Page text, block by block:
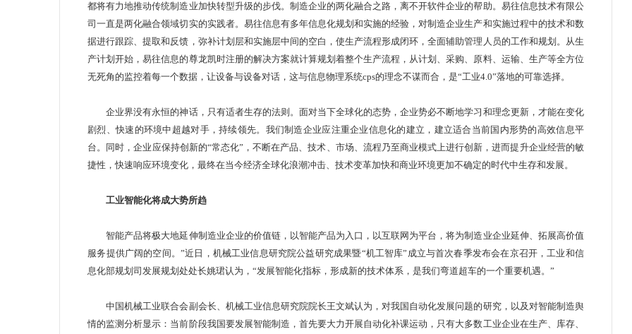
都将有力地推动传统制造业加快转型升级的步伐。制造企业的两化融合之路，离不开软件企业的帮助。易往信息技术有限公
司一直是两化融合领域切实的实践者。易往信息有多年信息化规划和实施的经验，对制造企业生产和实施过程中的技术和数
据进行跟踪、提取和反馈，弥补计划层和实施层中间的空白，使生产流程形成闭环，全面辅助管理人员的工作和规划。从生
产计划开始，易往信息的尊龙凯时注册的解决方案就计算规划着整个生产流程，从计划、采购、原料、运输、生产等全方位
无死角的监控着每一个数据，让设备与设备对话，这与信息物理系统cps的理念不谋而合，是“工业4.0”落地的可靠选择。
企业界没有永恒的神话，只有适者生存的法则。面对当下全球化的态势，企业势必不断地学习和理念更新，才能在变化
剧烈、快速的环境中超越对手，持续领先。我们制造企业应注重企业信息化的建立，建立适合当前国内形势的高效信息平
台。同时，企业应保持创新的“常态化”，不断在产品、技术、市场、流程乃至商业模式上进行创新，进而提升企业经营的敏
捷性，快速响应环境变化，最终在当今经济全球化浪潮冲击、技术变革加快和商业环境更加不确定的时代中生存和发展。
工业智能化将成大势所趋
智能产品将极大地延伸制造业企业的价值链，以智能产品为入口，以互联网为平台，将为制造业企业延伸、拓展高价值
服务提供广阔的空间。”近日，机械工业信息研究院公益研究成果暨“机工智库”成立与首次春季发布会在京召开，工业和信
息化部规划司发展规划处处长姚珺认为，“发展智能化指标，形成新的技术体系，是我们弯道超车的一个重要机遇。”
中国机械工业联合会副会长、机械工业信息研究院院长王文斌认为，对我国自动化发展问题的研究，以及对智能制造舆
情的监测分析显示：当前阶段我国要发展智能制造，首先要大力开展自动化补课运动，只有大多数工业企业在生产、库存、